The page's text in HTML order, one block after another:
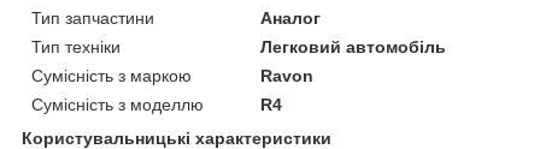
Тип запчастини
Аналог
Тип техніки
Легковий автомобіль
Сумісність з маркою
Ravon
Сумісність з моделлю
R4
Користувальницькі характеристики